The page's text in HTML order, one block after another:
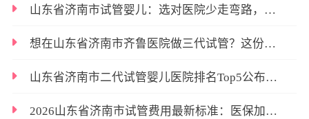
山东省济南市试管婴儿：选对医院少走弯路，成功率与费用全知晓
想在山东省济南市齐鲁医院做三代试管？这份完整助孕流程别错过
山东省济南市二代试管婴儿医院排名Top5公布，选对医院好孕更轻松
2026山东省济南市试管费用最新标准：医保加持花费大降，自付最低1万起